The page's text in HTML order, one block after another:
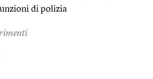
di polizia